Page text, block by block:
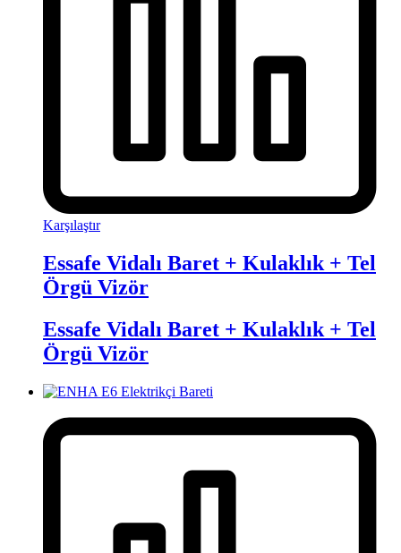
Karşılaştır
Essafe Vidalı Baret + Kulaklık + Tel
Örgü Vizör
Essafe Vidalı Baret + Kulaklık + Tel
Örgü Vizör